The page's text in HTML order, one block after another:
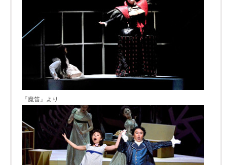
『魔笛』より